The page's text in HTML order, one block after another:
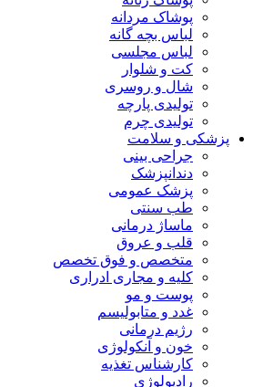
پوشاک مردانه
لباس بچه گانه
لباس مجلسی
کت و شلوار
شال و روسری
تولیدی پارچه
تولیدی چرم
پزشکی و سلامت
جراحی بینی
دندانپزشک
پزشک عمومی
طب سنتی
ماساژ درمانی
قلب و عروق
متخصص و فوق تخصص
کلیه و مجاری ادراری
پوست و مو
غدد و متابولیسم
رژیم درمانی
خون و آنکولوژی
کارشناس تغذیه
رادیولوژی